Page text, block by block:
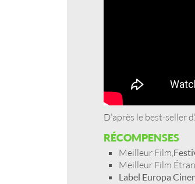
D’après le best-seller
RÉCOMPENSES
Meilleur Film,
Meilleur Film
Label Europa